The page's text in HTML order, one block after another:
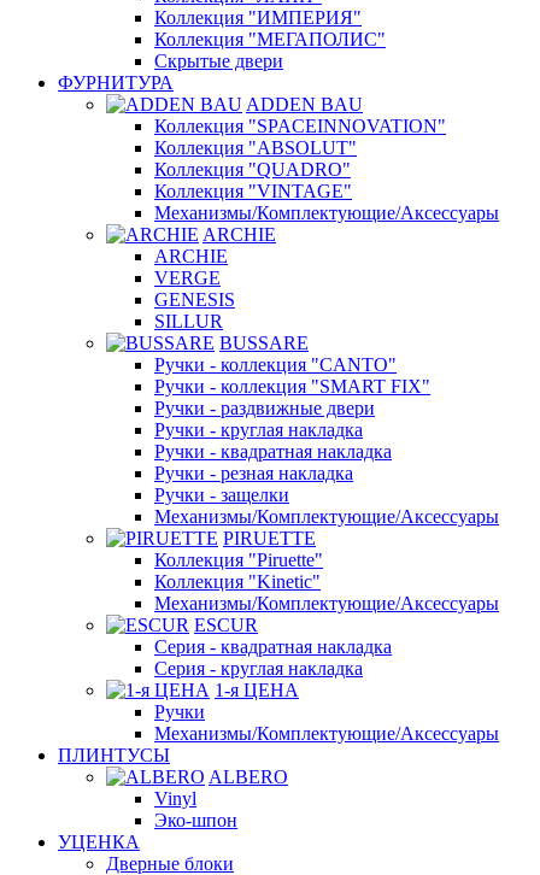
Коллекция "ИМПЕРИЯ"
Коллекция "МЕГАПОЛИС"
Скрытые двери
ФУРНИТУРА
ADDEN BAU
Коллекция "SPACEINNOVATION"
Коллекция "ABSOLUT"
Коллекция "QUADRO"
Коллекция "VINTAGE"
Механизмы/Комплектующие/Аксессуары
ARCHIE
ARCHIE
VERGE
GENESIS
SILLUR
BUSSARE
Ручки - коллекция "CANTO"
Ручки - коллекция "SMART FIX"
Ручки - раздвижные двери
Ручки - круглая накладка
Ручки - квадратная накладка
Ручки - резная накладка
Ручки - защелки
Механизмы/Комплектующие/Аксессуары
PIRUETTE
Коллекция "Piruette"
Коллекция "Kinetic"
Механизмы/Комплектующие/Аксессуары
ESCUR
Серия - квадратная накладка
Серия - круглая накладка
1-я ЦЕНА
Ручки
Механизмы/Комплектующие/Аксессуары
ПЛИНТУСЫ
ALBERO
Vinyl
Эко-шпон
УЦЕНКА
Дверные блоки